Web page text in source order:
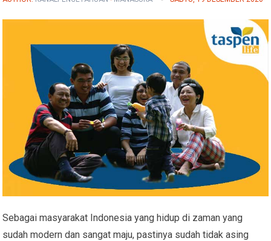
Sebagai masyarakat Indonesia yang hidup di zaman yang
sudah modern dan sangat maju, pastinya sudah tidak asing